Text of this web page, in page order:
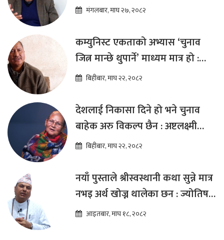
हुन्छ : डा.प्रकाश शरण महत
मंगलबार, माघ २७, २०८२
कम्युनिस्ट एकताको अभ्यास ‘चुनाव
जित्न मान्छे थुपार्ने’ माध्यम मात्र हो :
विप्लव
बिहीबार, माघ २२, २०८२
देशलाई निकासा दिने हो भने चुनाव
बाहेक अरु विकल्प छैन : अष्टलक्ष्मी
शाक्यबिहीबार, माघ २२, २०८२
नयाँ पुस्ताले श्रीस्वस्थानी कथा सुन्ने मात्र
नभइ अर्थ खोज्न थालेका छन : ज्योतिष
तारा लोचन न्यौपाने
आइतबार, माघ १८, २०८२